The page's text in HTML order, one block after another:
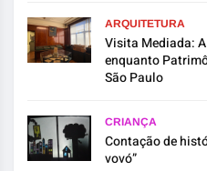
ARQUITETURA
Visita Mediada:
enquanto
São Paulo
CRIANÇA
Contação de
vovó”